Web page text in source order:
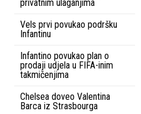
privatnim ulaganjima
Vels prvi povukao podršku
Infantinu
Infantino povukao plan o
prodaji udjela u FIFA-inim
takmičenjima
Chelsea doveo Valentina
Barca iz Strasbourga